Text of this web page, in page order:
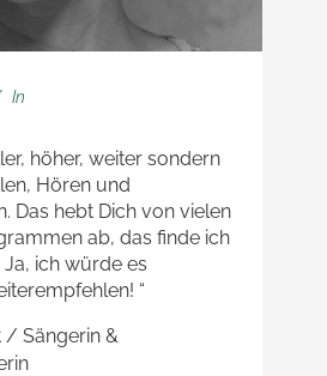
In
höher, weiter sondern
Hören und
Das hebt Dich von vielen
ab, das finde ich
ich würde es
“
/ Sängerin &